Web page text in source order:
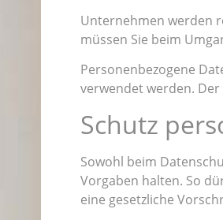
Unternehmen werden
müssen Sie beim
Personenbezogene
verwendet werden.
Schutz
Sowohl beim
Vorgaben halten. So
eine gesetzliche